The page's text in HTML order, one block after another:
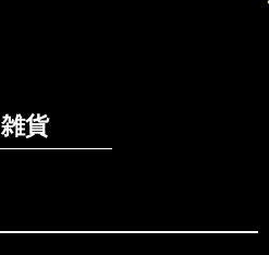
雑貨